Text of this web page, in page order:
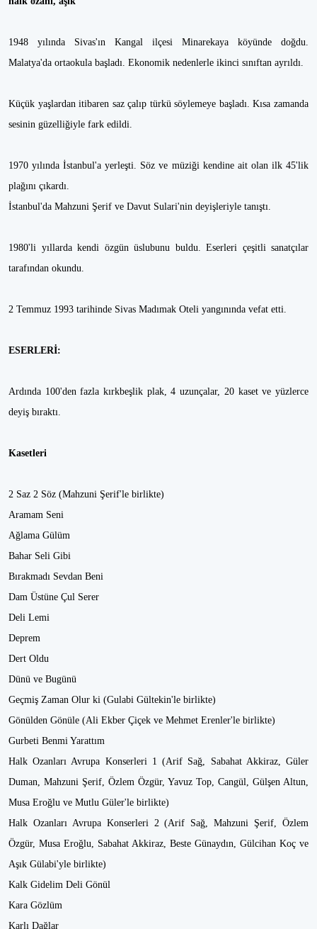
1948 yılında Sivas'ın Kangal ilçesi Minarekaya köyünde doğdu.
Malatya'da ortaokula başladı. Ekonomik nedenlerle ikinci sınıftan ayrıldı.
Küçük yaşlardan itibaren saz çalıp türkü söylemeye başladı. Kısa zamanda
sesinin güzelliğiyle fark edildi.
1970 yılında İstanbul'a yerleşti. Söz ve müziği kendine ait olan ilk 45'lik
plağını çıkardı.
İstanbul'da Mahzuni Şerif ve Davut Sulari'nin deyişleriyle tanıştı.
1980'li yıllarda kendi özgün üslubunu buldu. Eserleri çeşitli sanatçılar
tarafından okundu.
2 Temmuz 1993 tarihinde Sivas Madımak Oteli yangınında vefat etti.
ESERLERİ:
Ardında 100'den fazla kırkbeşlik plak, 4 uzunçalar, 20 kaset ve yüzlerce
deyiş bıraktı.
Kasetleri
2 Saz 2 Söz (Mahzuni Şerif'le birlikte)
Aramam Seni
Ağlama Gülüm
Bahar Seli Gibi
Bırakmadı Sevdan Beni
Dam Üstüne Çul Serer
Deli Lemi
Deprem
Dert Oldu
Dünü ve Bugünü
Geçmiş Zaman Olur ki (Gulabi Gültekin'le birlikte)
Gönülden Gönüle (Ali Ekber Çiçek ve Mehmet Erenler'le birlikte)
Gurbeti Benmi Yarattım
Halk Ozanları Avrupa Konserleri 1 (Arif Sağ, Sabahat Akkiraz, Güler
Duman, Mahzuni Şerif, Özlem Özgür, Yavuz Top, Cangül, Gülşen Altun,
Musa Eroğlu ve Mutlu Güler'le birlikte)
Halk Ozanları Avrupa Konserleri 2 (Arif Sağ, Mahzuni Şerif, Özlem
Özgür, Musa Eroğlu, Sabahat Akkiraz, Beste Günaydın, Gülcihan Koç ve
Aşık Gülabi'yle birlikte)
Kalk Gidelim Deli Gönül
Kara Gözlüm
Karlı Dağlar